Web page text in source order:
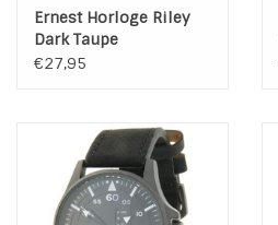
Ernest Horloge Riley
Dark Taupe
€27,95